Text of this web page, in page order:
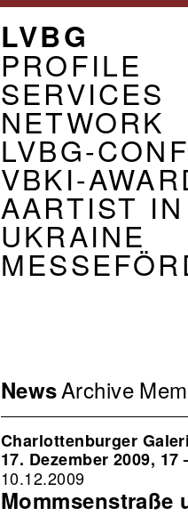
MENU
EN
LVBG
PROFILE
SERVICES
NETWORK
LVBG-
VBKI-
AARTIST
UKRAINE
Menu
Association
EN
2nd
Level
NewsArchive
Charlottenburger
17. Dezember 2009, 17
10.12.2009
Mommsenstraße